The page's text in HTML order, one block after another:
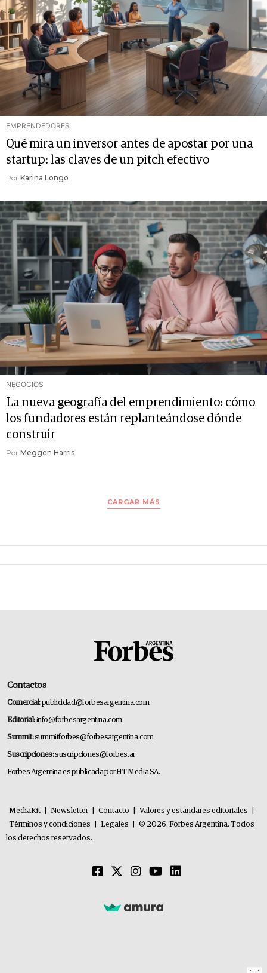
EMPRENDEDORES
Qué mira un inversor antes de apostar por una
startup: las claves de un pitch efectivo
Por Karina Longo
NEGOCIOS
La nueva geografía del emprendimiento: cómo
los fundadores están replanteándose dónde
construir
Por Meggen Harris
CARGAR MÁS
Contactos
Comercial:publicidad@forbesargentina.com
Editorial:info@forbesargentina.com
Summit:summitforbes@forbesargentina.com
Suscripciones:suscripciones@forbes.ar
Forbes Argentina es publicada por HT Media SA.
MediaKit Newsletter Contacto Valores y estándares editoriales
Términos y condiciones
Legales
© 2026. Forbes Argentina. Todos
los derechos reservados.